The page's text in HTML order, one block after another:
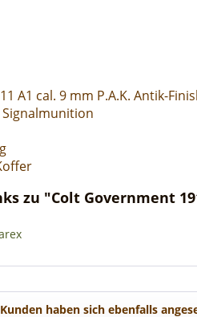
A1 cal. 9 mm P.A.K. Antik-
zu "Colt Government
Kunden haben sich ebenfalls